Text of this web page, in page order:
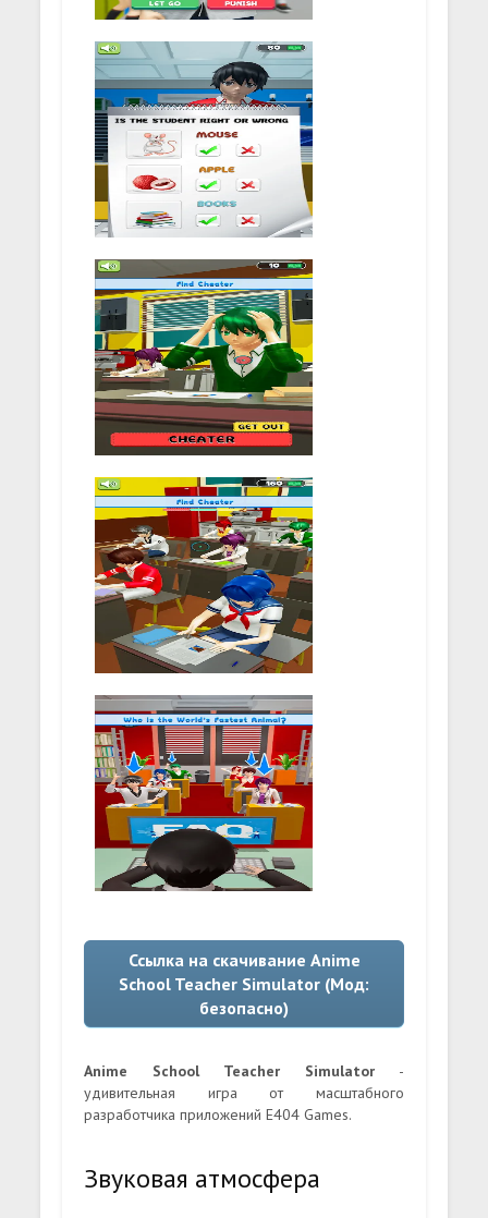
Ссылка на скачивание Anime
School Teacher Simulator (Мод:
безопасно)
Anime School Teacher Simulator-
удивительная игра от масштабного
разработчика приложений E404 Games.
Звуковая атмосфера